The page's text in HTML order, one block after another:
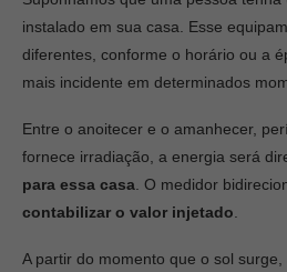
instalado em sua casa. Esse
diferentes, conforme o horário ou a
mais incidente em determinados
Entre o anoitecer e o amanhecer,
fornece irradiação, a energia será
para essa casa . O medidor
contabilizar o valor injetado
A partir do momento que o sol